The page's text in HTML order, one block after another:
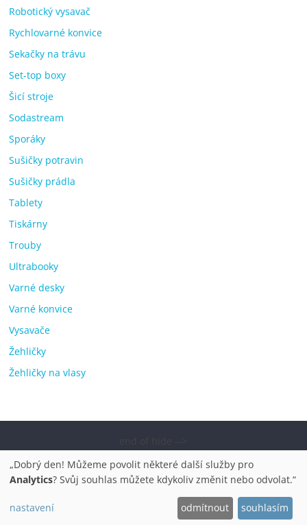
Robotický vysavač
Rychlovarné konvice
Sekačky na trávu
Set-top boxy
Šicí stroje
Sodastream
Sporáky
Sušičky potravin
Sušičky prádla
Tablety
Tiskárny
Trouby
Ultrabooky
Varné desky
Varné konvice
Vysavače
Žehličky
Žehličky na vlasy
pračky, televize, notebooky, mobilní telefony, kávovary,
bazény. Všechna práva vyhrazena.
„Dobrý den! Můžeme povolit některé další služby pro
Analytics? Svůj souhlas můžete kdykoliv změnit nebo odvolat.“
nastavení odmítnout souhlasím